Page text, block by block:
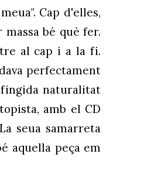
Cap d'elles,
bé què fer.
al cap i a la fi.
perfectament
fingida naturalitat
amb el CD
seua samarreta
aquella peça em